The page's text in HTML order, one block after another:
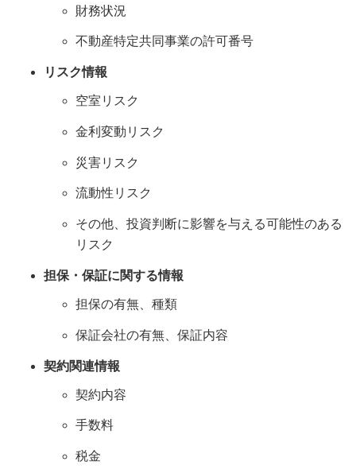
財務状況
不動産特定共同事業の許可番号
リスク情報
空室リスク
金利変動リスク
災害リスク
流動性リスク
その他、投資判断に影響を与える可能性のある
リスク
担保・保証に関する情報
担保の有無、種類
保証会社の有無、保証内容
契約関連情報
契約内容
手数料
税金